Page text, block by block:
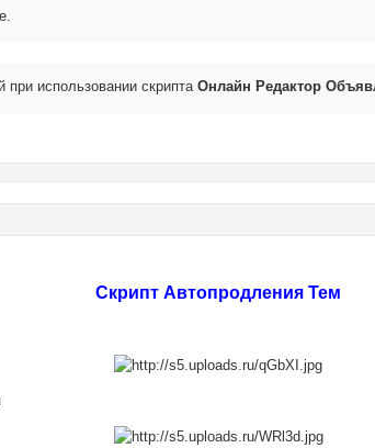
при использовании скриптаОнлайн Редактор
Cкрипт Автопродления Тем